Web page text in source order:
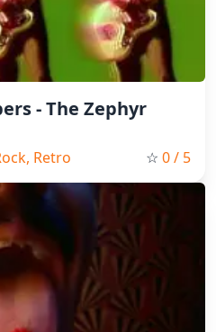
- The Zephyr
Retro ☆ 0/ 5